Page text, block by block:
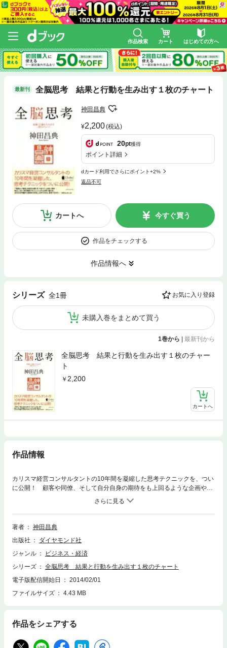
作品検索 カート はじめての方へ
最新刊 全脳思考 結果と行動を生み出す１枚のチャート
神田昌典
2,200(税込)
20pt獲得
ポイント詳細
dカード利用でさらにポイント+2%
返品不可
カートへ 今すぐ買う
作品をチェックする
作品情報へ
シリーズ 全1冊 お気に入り登録
未購入巻をまとめて買う
1巻から | 最新刊から
全脳思考 結果と行動を生み出す１枚のチャー
ト
2,200
カートへ
作品情報
カリスマ経営コンサルタントの10年間を凝縮した思考テクニックを、つい
に公開！ 顧客や同僚、そして自分自身の期待をも上回るような企画や提
案を、時間をかけずに行なえるようにするためには、どうしたらよいだろ
うか？ たった1枚のシンプルなチャートを使った本書の方法を実行すれ
ば、「行動に結びつく思考」「結果を引き出す思考」を生み出すことがで
きる。常に企画の立案に悩んでいる方、必読の書。
著者
神田昌典
出版社
ダイヤモンド社
ジャンル
ビジネス・経済
シリーズ
全脳思考 結果と行動を生み出す１枚のチャート
電子版配信開始日
2014/02/01
ファイルサイズ
4.43 MB
作品をシェアする